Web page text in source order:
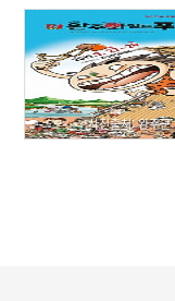
사진출처: 완주군